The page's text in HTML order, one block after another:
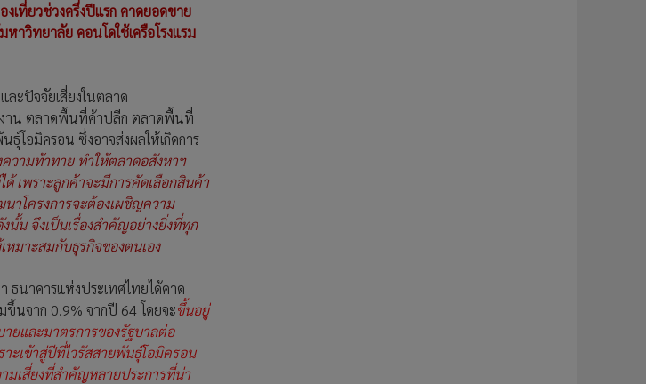
เที่ยวช่วงครึ่งปีแรก คาดยอดขาย
าวิทยาลัย คอนโดใช้เครือโรงแรม
ละปัจจัยเสี่ยงในตลาด
าน ตลาดพื้นที่ค้าปลีก ตลาดพื้นที่
ธุ์โอมิครอน ซึ่งอาจส่งผลให้เกิดการ
วามท้าทาย ทำให้ตลาดอสังหาฯ
เพราะลูกค้าจะมีการคัดเลือกสินค้า
าโครงการจะต้องเผชิญความ
นั้น จึงเป็นเรื่องสำคัญอย่างยิ่งที่ทุก
หมาะสมกับธุรกิจของตนเอง
ธนาคารแห่งประเทศไทยได้คาด
นจาก 0.9% จากปี 64 โดยจะขึ้นอยู่
ยและมาตรการของรัฐบาลต่อ
ะเข้าสู่ปีที่ไวรัสสายพันธุ์โอมิครอน
มเสี่ยงที่สำคัญหลายประการที่น่า